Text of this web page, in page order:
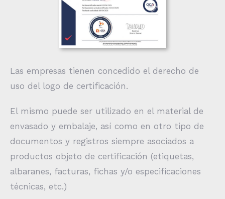
Las empresas tienen concedido el derecho de
uso del logo de certificación.
El mismo puede ser utilizado en el material de
envasado y embalaje, así como en otro tipo de
documentos y registros siempre asociados a
productos objeto de certificación (etiquetas,
albaranes, facturas, fichas y/o especificaciones
técnicas, etc.)